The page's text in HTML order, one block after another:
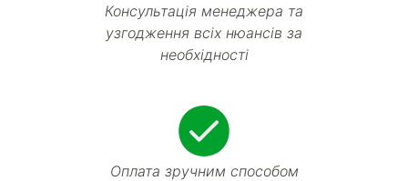
Консультація менеджера та
узгодження всіх нюансів за
необхідності
Оплата зручним способом